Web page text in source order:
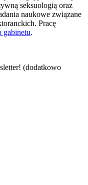
seksuologią oraz
naukowe związane
Pracę
gabinetu.
(dodatkowo